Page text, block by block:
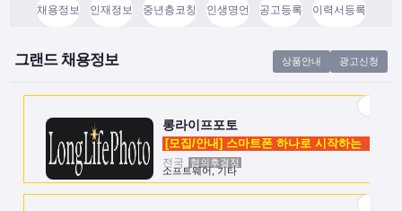
채용정보 인재정보 중년층코칭 인생명언 공고등록 이력서등록
그랜드 채용정보 상품안내 광고신청
롱라이프포토
[모집/안내] 스마트폰 하나로 시작하는 …
소프트웨어, 기타
전국 협의후결정